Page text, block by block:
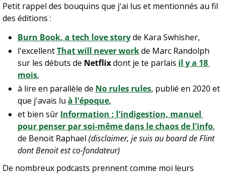
Petit rappel des bouquins que j'ai lus et mentionnés au fil
des éditions :
Burn Book, a tech love story de Kara Swhisher,
l'excellent That will never work de Marc Randolph
sur les débuts de Netflix dont je te parlais il y a 18
mois,
à lire en parallèle de No rules rules, publié en 2020 et
que j'avais lu à l'époque,
et bien sûr Information : l'indigestion, manuel
pour penser par soi-même dans le chaos de l'info,
de Benoit Raphael (disclaimer, je suis au board de Flint
dont Benoit est co-fondateur)
De nombreux podcasts prennent comme moi leurs